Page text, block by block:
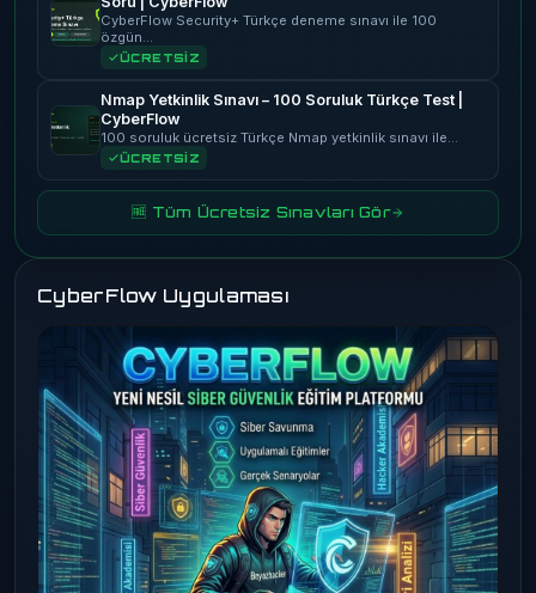
CyberFlow Security+ Türkçe deneme sınavı ile 100
özgün…
ÜCRETSİZ
Nmap Yetkinlik Sınavı – 100 Soruluk Türkçe Test |
CyberFlow
100 soruluk ücretsiz Türkçe Nmap yetkinlik sınavı ile…
ÜCRETSİZ
🆓 Tüm Ücretsiz Sınavları Gör
CyberFlow Uygulaması